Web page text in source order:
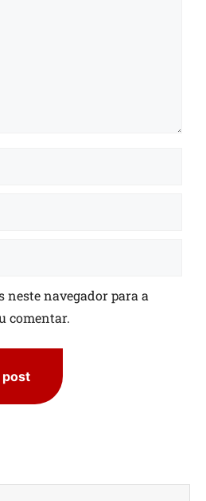
neste navegador para a
comentar.